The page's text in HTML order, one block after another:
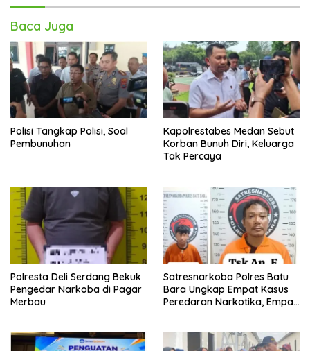
Baca Juga
Polisi Tangkap Polisi, Soal
Pembunuhan
Kapolrestabes Medan Sebut
Korban Bunuh Diri, Keluarga
Tak Percaya
Polresta Deli Serdang Bekuk
Pengedar Narkoba di Pagar
Merbau
Satresnarkoba Polres Batu
Bara Ungkap Empat Kasus
Peredaran Narkotika, Empat